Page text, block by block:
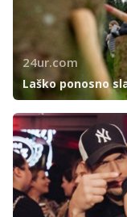
24ur.com
Laško ponosno